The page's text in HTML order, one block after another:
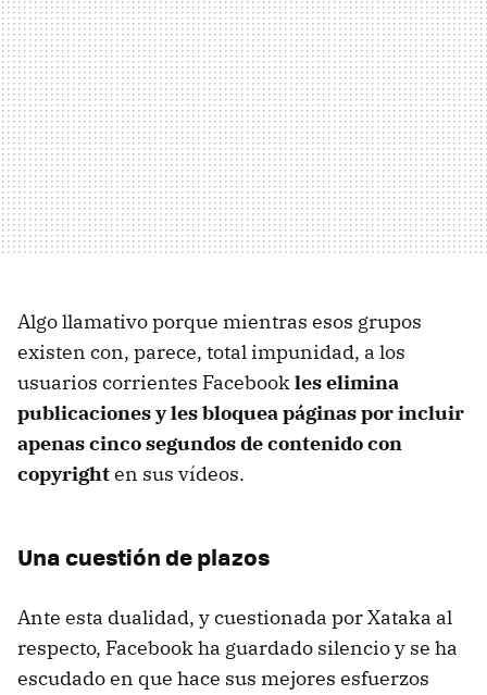
Algo llamativo porque mientras esos grupos
existen con, parece, total impunidad, a los
usuarios corrientes Facebookles elimina
publicaciones y les bloquea páginas por incluir
apenas cinco segundos de contenido con
copyrighten sus vídeos.
Una cuestión de plazos
Ante esta dualidad, y cuestionada por Xataka al
respecto, Facebook ha guardado silencio y se ha
escudado en que hace sus mejores esfuerzos